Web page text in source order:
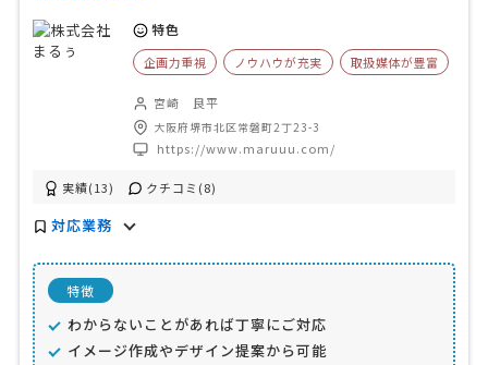
特色
企画力重視 ノウハウが充実 取扱媒体が豊富
宮崎 良平
大阪府堺市北区常磐町2丁23-3
https://www.maruuu.com/
実績(13) クチコミ(8)
対応業務
特徴
わからないことがあれば丁寧にご対応
イメージ作成やデザイン提案から可能